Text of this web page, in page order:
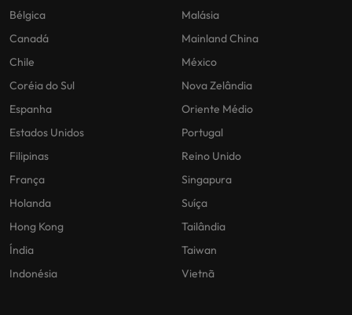
Bélgica
Canadá
Chile
Coréia do Sul
Espanha
Estados Unidos
Filipinas
França
Holanda
Hong Kong
Índia
Indonésia
Malásia
Mainland China
México
Nova Zelândia
Oriente Médio
Portugal
Reino Unido
Singapura
Suíça
Tailândia
Taiwan
Vietnã